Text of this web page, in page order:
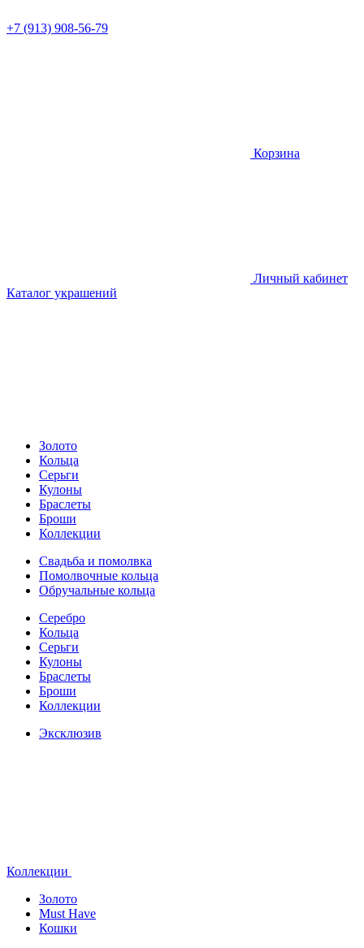
+7 (913) 908-56-79
Корзина
Личный кабинет
Каталог украшений
Золото
Кольца
Серьги
Кулоны
Браслеты
Броши
Коллекции
Свадьба и помолвка
Помолвочные кольца
Обручальные кольца
Серебро
Кольца
Серьги
Кулоны
Браслеты
Броши
Коллекции
Эксклюзив
Коллекции
Золото
Must Have
Кошки